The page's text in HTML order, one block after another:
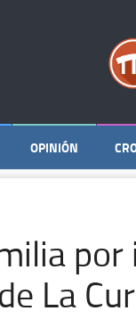
OPINIÓN
La